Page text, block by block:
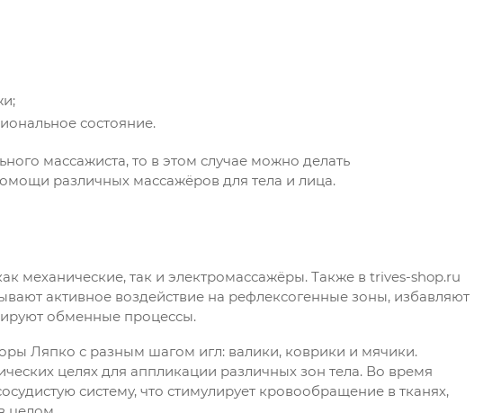
состояние.
массажиста, то в этом случае можно делать
различных массажёров для тела и лица.
механические, так и электромассажёры. Также в trives-shop.ru
активное воздействие на рефлексогенные зоны, избавляют
обменные процессы.
Ляпко с разным шагом игл: валики, коврики и мячики.
целях для аппликации различных зон тела. Во время
систему, что стимулирует кровообращение в тканях,